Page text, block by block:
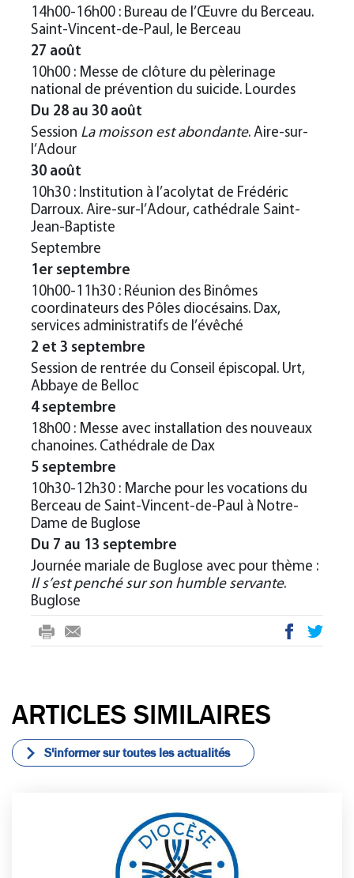
14h00-16h00 : Bureau de l’Œuvre du Berceau.
Saint-Vincent-de-Paul, le Berceau
27 août
10h00 : Messe de clôture du pèlerinage
national de prévention du suicide. Lourdes
Du 28 au 30 août
Session La moisson est abondante. Aire-sur-
l’Adour
30 août
10h30 : Institution à l’acolytat de Frédéric
Darroux. Aire-sur-l’Adour, cathédrale Saint-
Jean-Baptiste
Septembre
1er septembre
10h00-11h30 : Réunion des Binômes
coordinateurs des Pôles diocésains. Dax,
services administratifs de l’évêché
2 et 3 septembre
Session de rentrée du Conseil épiscopal. Urt,
Abbaye de Belloc
4 septembre
18h00 : Messe avec installation des nouveaux
chanoines. Cathédrale de Dax
5 septembre
10h30-12h30 : Marche pour les vocations du
Berceau de Saint-Vincent-de-Paul à Notre-
Dame de Buglose
Du 7 au 13 septembre
Journée mariale de Buglose avec pour thème :
Il s’est penché sur son humble servante.
Buglose
ARTICLES SIMILAIRES
S'informer sur toutes les actualités